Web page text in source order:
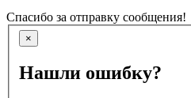
Спасибо за отправку сообщения!
×
Нашли ошибку?